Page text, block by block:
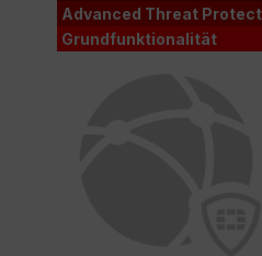
Advanced Threat
Grundfunktionalität